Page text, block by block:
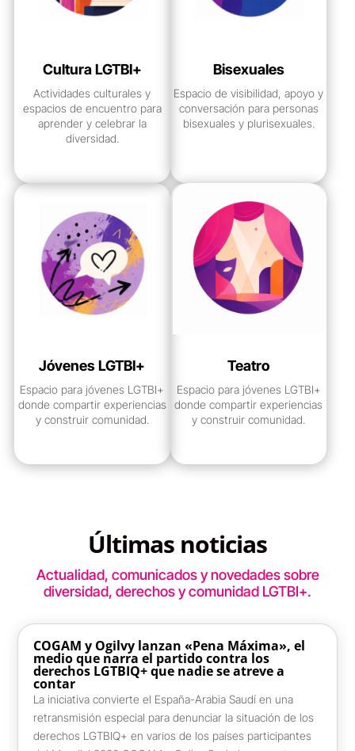
Cultura LGTBI+
Actividades culturales y
espacios de encuentro para
aprender y celebrar la
diversidad.
Bisexuales
Espacio de visibilidad, apoyo y
conversación para personas
bisexuales y plurisexuales.
Jóvenes LGTBI+
Espacio para jóvenes LGTBI+
donde compartir experiencias
y construir comunidad.
Teatro
Espacio para jóvenes LGTBI+
donde compartir experiencias
y construir comunidad.
Últimas noticias
Actualidad, comunicados y novedades sobre
diversidad, derechos y comunidad LGTBI+.
COGAM y Ogilvy lanzan «Pena Máxima», el
medio que narra el partido contra los
derechos LGTBIQ+ que nadie se atreve a
contar
La iniciativa convierte el España-Arabia Saudí en una
retransmisión especial para denunciar la situación de los
derechos LGTBIQ+ en varios de los países participantes